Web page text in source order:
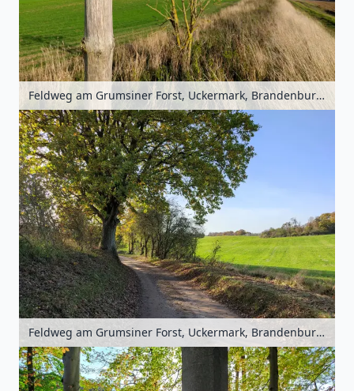
Feldweg am Grumsiner Forst, Uckermark, Brandenburg, Deutschland
Feldweg am Grumsiner Forst, Uckermark, Brandenburg, Deutschland